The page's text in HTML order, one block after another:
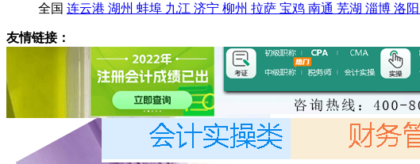
全国 连云港 湖州 蚌埠 九江 济宁 柳州 拉萨 宝鸡 南通 芜湖 淄博 洛阳
友情链接：